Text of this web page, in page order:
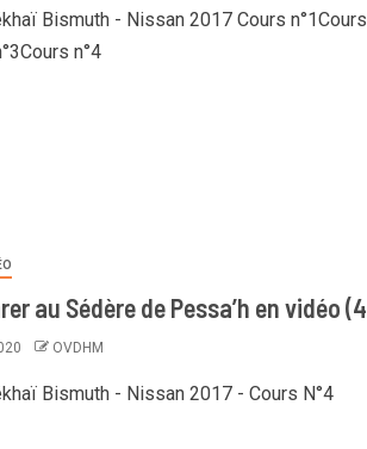
Bismuth - Nissan 2017 Cours n°1Cours
n°4
au Sédère de Pessa’h en vidéo
OVDHM
Bismuth - Nissan 2017 - Cours N°4